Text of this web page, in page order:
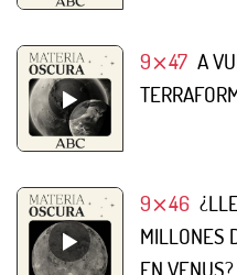
9⨯47 A
9⨯46
MILLONES
EN VENUS?